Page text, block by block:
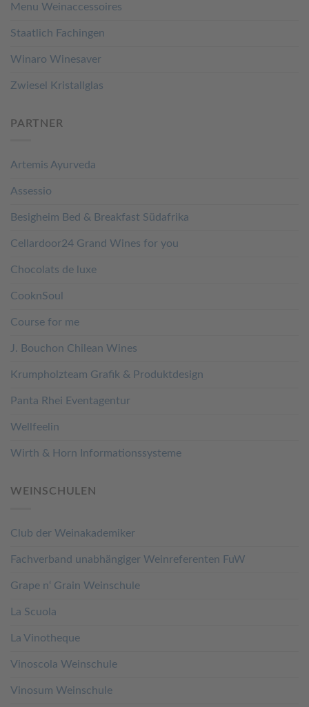
Menu Weinaccessoires
Staatlich Fachingen
Winaro Winesaver
Zwiesel Kristallglas
PARTNER
Artemis Ayurveda
Assessio
Besigheim Bed & Breakfast Südafrika
Cellardoor24 Grand Wines for you
Chocolats de luxe
CooknSoul
Course for me
J. Bouchon Chilean Wines
Krumpholzteam Grafik & Produktdesign
Panta Rhei Eventagentur
Wellfeelin
Wirth & Horn Informationssysteme
WEINSCHULEN
Club der Weinakademiker
Fachverband unabhängiger Weinreferenten FuW
Grape n‘ Grain Weinschule
La Scuola
La Vinotheque
Vinoscola Weinschule
Vinosum Weinschule